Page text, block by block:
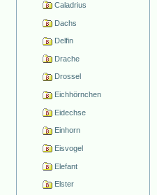
Caladrius
Dachs
Delfin
Drache
Drossel
Eichhörnchen
Eidechse
Einhorn
Eisvogel
Elefant
Elster